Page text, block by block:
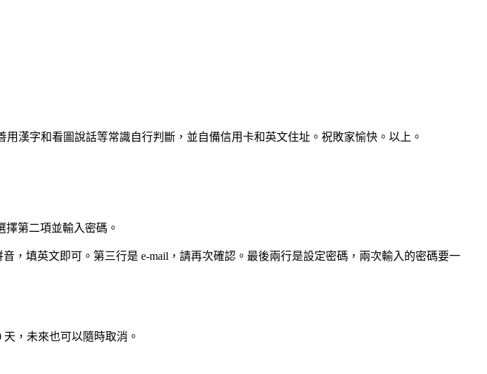
用漢字和看圖說話等常識自行判斷，並自備信用卡和英文住址。祝敗家愉快。以上。
第二項並輸入密碼。
，填英文即可。第三行是 e-mail，請再次確認。最後兩行是設定密碼，兩次輸入的密碼要一
，未來也可以隨時取消。